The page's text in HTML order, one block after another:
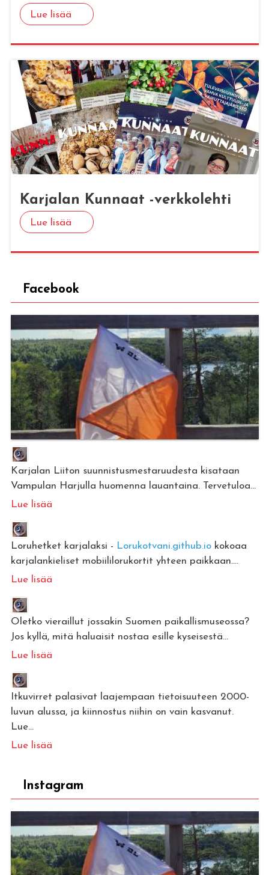
Lue lisää
Kar­ja­lan Kun­naat -verk­ko­leh­ti
Lue lisää
Facebook
Karjalan Liiton suunnistusmestaruudesta kisataan
Vampulan Harjulla huomenna lauantaina. Tervetuloa...
Lue lisää
Loruhetket karjalaksi - Lorukotvani.github.iokokoaa
karjalankieliset mobiililorukortit yhteen paikkaan....
Lue lisää
Oletko vieraillut jossakin Suomen paikallismuseossa?
Jos kyllä, mitä haluaisit nostaa esille kyseisestä...
Lue lisää
Itkuvirret palasivat laajempaan tietoisuuteen 2000-
luvun alussa, ja kiinnostus niihin on vain kasvanut.
Lue...
Lue lisää
Instagram